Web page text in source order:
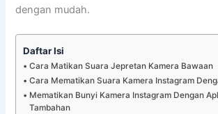
dengan mudah.
Daftar Isi
Cara Matikan Suara Jepretan Kamera Bawaan
Cara Mematikan Suara Kamera Instagram
Mematikan Bunyi Kamera Instagram Dengan
Tambahan